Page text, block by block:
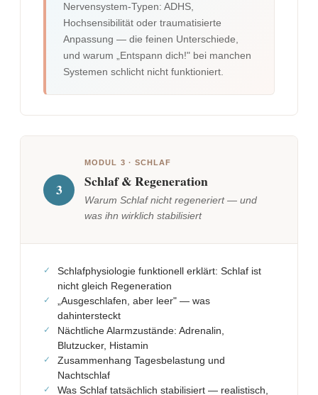
Nervensystem-Typen: ADHS,
Hochsensibilität oder traumatisierte
Anpassung — die feinen Unterschiede,
und warum „Entspann dich!" bei manchen
Systemen schlicht nicht funktioniert.
3
MODUL 3 · SCHLAF
Schlaf & Regeneration
Warum Schlaf nicht regeneriert — und
was ihn wirklich stabilisiert
Schlafphysiologie funktionell erklärt: Schlaf ist
nicht gleich Regeneration
„Ausgeschlafen, aber leer" — was
dahintersteckt
Nächtliche Alarmzustände: Adrenalin,
Blutzucker, Histamin
Zusammenhang Tagesbelastung und
Nachtschlaf
Was Schlaf tatsächlich stabilisiert — realistisch,